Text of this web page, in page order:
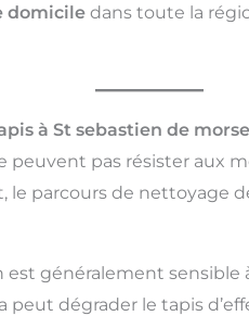
domicile dans toute la
à St sebastien de
peuvent pas résister aux
le parcours de nettoyage
généralement
peut dégrader le tapis